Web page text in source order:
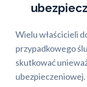
Wielu właścicieli
przypadkowego
skutkować